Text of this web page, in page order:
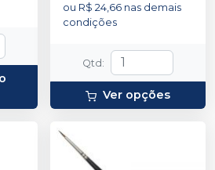
ou R$ 24,66 nas demais
condições
Qtd :
Ver opções